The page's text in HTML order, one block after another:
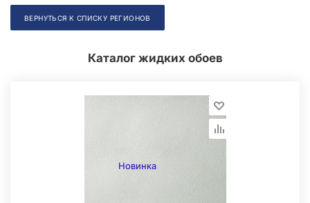
ВЕРНУТЬСЯ К СПИСКУ РЕГИОНОВ
Каталог жидких обоев
Новинка